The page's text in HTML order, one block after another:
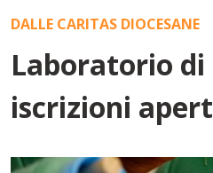
DALLE CARITAS DIOCESANE
Laboratorio
iscrizioni